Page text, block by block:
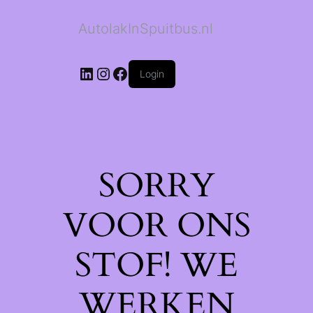
AutolakInSpuitbus.nl
LinkedIn
Instagram
Facebook
Login
SORRY
VOOR ONS
STOF! WE